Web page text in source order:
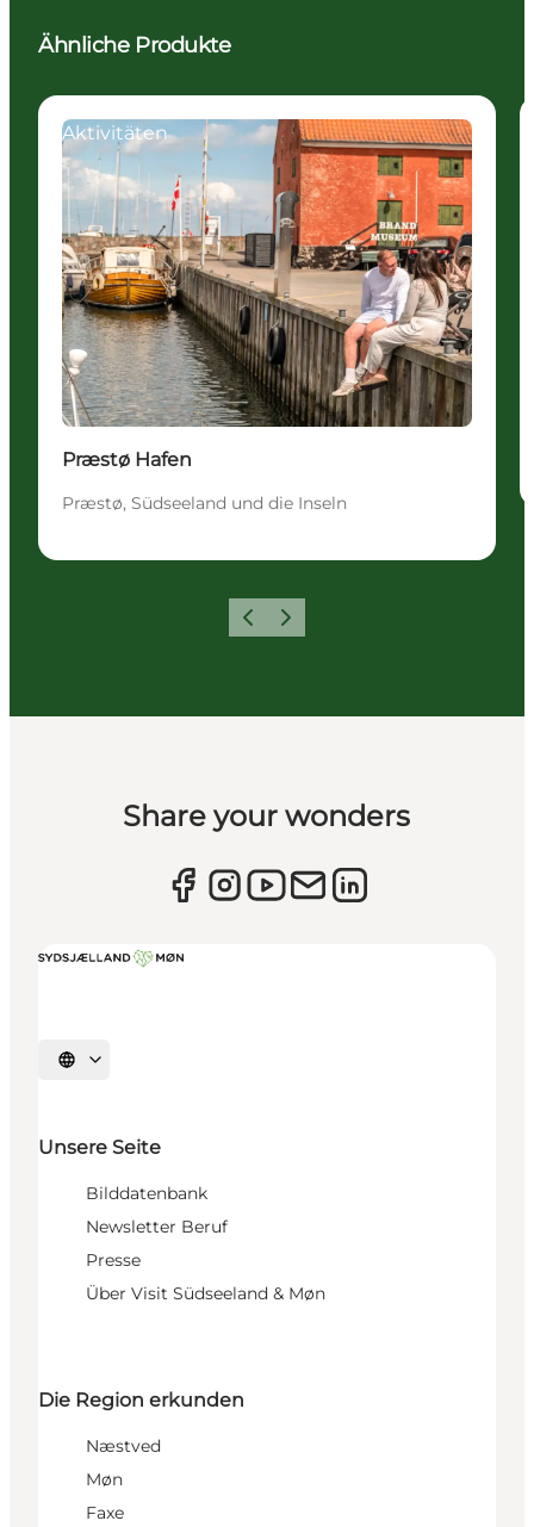
Ähnliche Produkte
Aktivitäten
Præstø Hafen
Præstø, Südseeland und die Inseln
ZurückWeiter
Share your wonders
Sprache auswählen
Unsere Seite
Bilddatenbank
Newsletter Beruf
Presse
Über Visit Südseeland & Møn
Die Region erkunden
Næstved
Møn
Faxe